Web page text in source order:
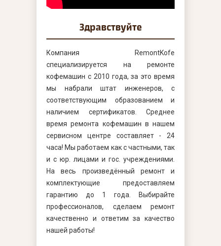
Здравствуйте
Компания RemontKofe
специализируется на ремонте
кофемашин с 2010 года, за это время
мы набрали штат инженеров, с
соответствующим образованием и
наличием сертификатов. Среднее
время ремонта кофемашин в нашем
сервисном центре составляет - 24
часа! Мы работаем как с частными, так
и с юр. лицами и гос. учреждениями.
На весь произведённый ремонт и
комплектующие предоставляем
гарантию до 1 года. Выбирайте
профессионалов, сделаем ремонт
качественно и ответим за качество
нашей работы!